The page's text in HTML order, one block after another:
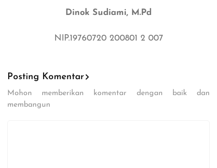
Dinok Sudiami, M.Pd
NIP.19760720 200801 2 007
Posting Komentar
Mohon memberikan komentar dengan baik dan
membangun